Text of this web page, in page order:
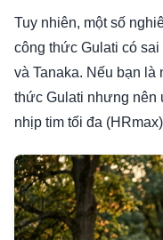
Tuy nhiên, một số
công thức Gulati có
và Tanaka. Nếu bạn là
thức Gulati nhưng nên
nhịp tim tối đa